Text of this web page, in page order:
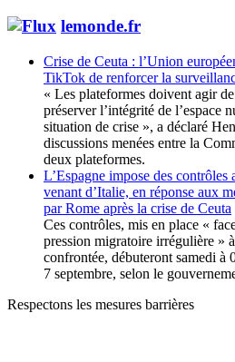
lemonde.fr
Crise de Ceuta : l’Union
TikTok de renforcer la
« Les plateformes doivent agir
préserver l’intégrité de l’espace
situation de crise », a déclaré
discussions menées entre la
deux plateformes.
L’Espagne impose des
venant d’Italie, en réponse aux
par Rome après la crise de Ceuta
Ces contrôles, mis en place «
pression migratoire irrégulière »
confrontée, débuteront samedi à
7 septembre, selon le
Respectons les mesures barrières